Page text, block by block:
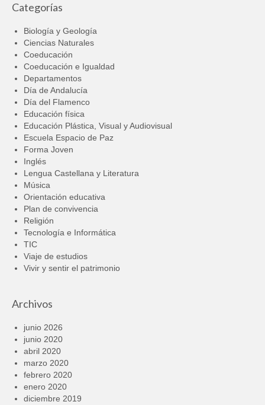
Categorías
Biología y Geología
Ciencias Naturales
Coeducación
Coeducación e Igualdad
Departamentos
Día de Andalucía
Día del Flamenco
Educación física
Educación Plástica, Visual y Audiovisual
Escuela Espacio de Paz
Forma Joven
Inglés
Lengua Castellana y Literatura
Música
Orientación educativa
Plan de convivencia
Religión
Tecnología e Informática
TIC
Viaje de estudios
Vivir y sentir el patrimonio
Archivos
junio 2026
junio 2020
abril 2020
marzo 2020
febrero 2020
enero 2020
diciembre 2019